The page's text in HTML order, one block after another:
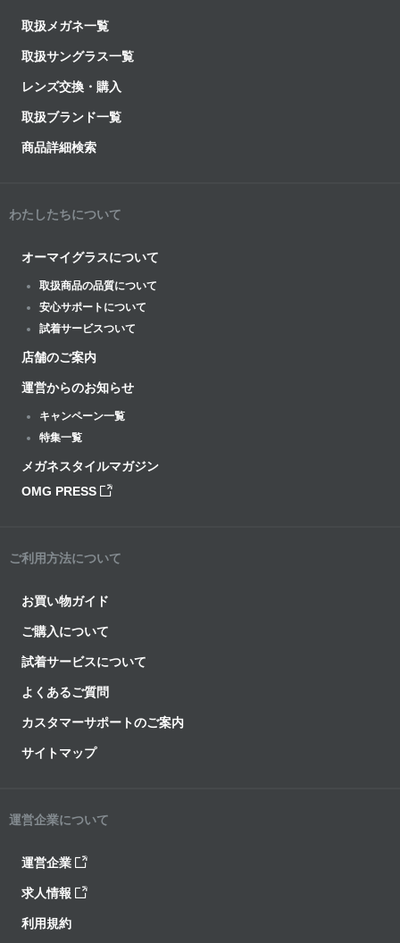
取扱メガネ一覧
取扱サングラス一覧
レンズ交換・購入
取扱ブランド一覧
商品詳細検索
わたしたちについて
オーマイグラスについて
取扱商品の品質について
安心サポートについて
試着サービスついて
店舗のご案内
運営からのお知らせ
キャンペーン一覧
特集一覧
メガネスタイルマガジン
OMG PRESS
ご利用方法について
お買い物ガイド
ご購入について
試着サービスについて
よくあるご質問
カスタマーサポートのご案内
サイトマップ
運営企業について
運営企業
求人情報
利用規約